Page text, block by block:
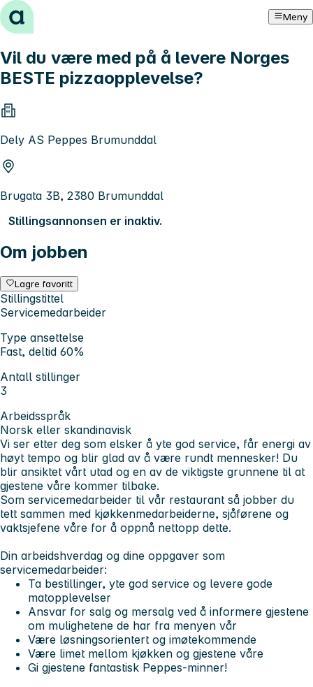
Hopp til innhold Meny
Vil du være med på å levere Norges
BESTE pizzaopplevelse?
Dely AS Peppes Brumunddal
Brugata 3B, 2380 Brumunddal
Stillingsannonsen er inaktiv.
Om jobben
Lagre favoritt
Stillingstittel
Servicemedarbeider
Type ansettelse
Fast, deltid 60%
Antall stillinger
3
Arbeidsspråk
Norsk eller skandinavisk
Vi ser etter deg som elsker å yte god service, får energi av
høyt tempo og blir glad av å være rundt mennesker! Du
blir ansiktet vårt utad og en av de viktigste grunnene til at
gjestene våre kommer tilbake.
Som servicemedarbeider til vår restaurant så jobber du
tett sammen med kjøkkenmedarbeiderne, sjåførene og
vaktsjefene våre for å oppnå nettopp dette.
Din arbeidshverdag og dine oppgaver som
servicemedarbeider:
Ta bestillinger, yte god service og levere gode
matopplevelser
Ansvar for salg og mersalg ved å informere gjestene
om mulighetene de har fra menyen vår
Være løsningsorientert og imøtekommende
Være limet mellom kjøkken og gjestene våre
Gi gjestene fantastisk Peppes-minner!